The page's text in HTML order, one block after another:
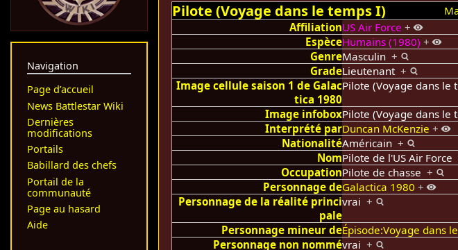
Pilote (Voyage dans le temps I)
AffiliationUS Air Force +
EspèceHumains (1980) +
GenreMasculin+
GradeLieutenant+
Image cellule saison 1 de Galac
tica 1980
Pilote (Voyage dans
Image infoboxPilote (Voyage dans
Interprété parDuncan McKenzie +
NationalitéAméricain+
NomPilote de l'US Air Force
OccupationPilote de chasse+
Personnage deGalactica 1980 +
Personnage de la réalité princi
pale
vrai+
Personnage mineur deÉpisode:Voyage dans
Personnage non nommévrai+
Navigation
Page d’accueil
News Battlestar Wiki
Dernières
modifications
Portails
Babillard des chefs
Portail de la
communauté
Page au hasard
Aide